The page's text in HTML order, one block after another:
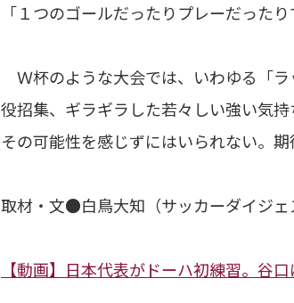
「１つのゴールだったりプレーだった
Ｗ杯のような大会では、いわゆる「
役招集、ギラギラした若々しい強い気
その可能性を感じずにはいられない。期
取材・文●白鳥大知（サッカーダイジェ
【動画】日本代表がドーハ初練習。谷